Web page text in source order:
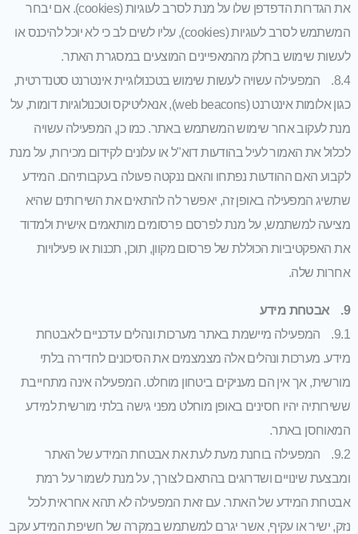
את הגדרות הדפדפן שלו על מנת לסרב לעוגיות (cookies). אם יבחר
המשתמש לסרב לעוגיות (cookies), עליו לשים לב כי לא יוכל להיכנס או
לעשות שימוש בחלק מהמאפיינים המוצעים במסגרת האתר.
8.4. המפעילה עשויה לעשות שימוש בטכנולוגיית אינטרנט סטנדרטית,
כגון אלומות אינטרנט (web beacons), אנאליטיקס וטכנולוגיות דומות, על
מנת לעקוב אחר שימוש המשתמש באתר. כמו כן, המפעילה עשויה
לכלול את האמור לעיל בהודעות דוא"ל או עלונים לקידום מכירות, על מנת
לקבוע האם ההודעות נפתחו והאם ננקטה פעולה בעקבותיהם. המידע
שתשיג המפעילה באופן זה, יאפשר לה להתאים את השירותים שהיא
מציעה למשתמש, על מנת לפרסם פרסומים מותאמים אישית ולמדוד
את האפקטיביות הכוללת של פרסום מקוון, תוכן, תכנות או פעילויות
אחרות שלה.
9. אבטחת מידע
9.1. המפעילה מיישמת באתר מערכות ונהלים עדכניים לאבטחת
מידע. מערכות ונהלים אלה מצמצמים את הסיכונים לחדירה בלתי
מורשית, אך אין הם מעניקים ביטחון מוחלט. המפעילה אינה מתחייבת
ששירותיה יהיו חסינים באופן מוחלט מפני גישה בלתי מורשית למידע
המאוחסן באתר.
9.2. המפעילה בוחנת מעת לעת את אבטחת המידע של האתר
ומבצעת שינויים ושדרוגים בהתאם לצורך, על מנת לשמור על רמת
אבטחת המידע של האתר. עם זאת המפעילה לא תהא אחראית לכל
נזק, ישיר או עקיף, אשר יגרם למשתמש במקרה של חשיפת המידע עקב